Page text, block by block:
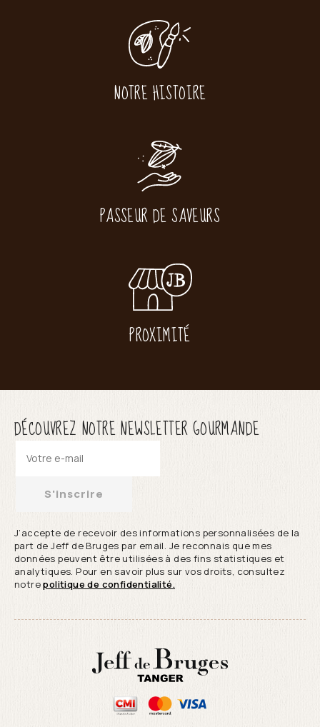
NOTRE HISTOIRE
PASSEUR DE SAVEURS
PROXIMITÉ
DÉCOUVREZ NOTRE NEWSLETTER GOURMANDE
S'inscrire
J’accepte de recevoir des informations personnalisées de la
part de Jeff de Bruges par email. Je reconnais que mes
données peuvent être utilisées à des fins statistiques et
analytiques. Pour en savoir plus sur vos droits, consultez
notrepolitique de confidentialité.